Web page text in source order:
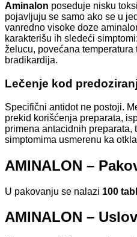
Aminalon poseduje nisku
pojavljuju se samo ako se u
vanredno visoke doze
karakterišu ih sledeći
želucu, povećana
bradikardija.
Lečenje kod
Specifični antidot ne postoji.
prekid korišćenja preparata,
primena antacidnih preparata,
simptomima usmerenu ka
AMINALON –
U pakovanju se nalazi 100
AMINALON –